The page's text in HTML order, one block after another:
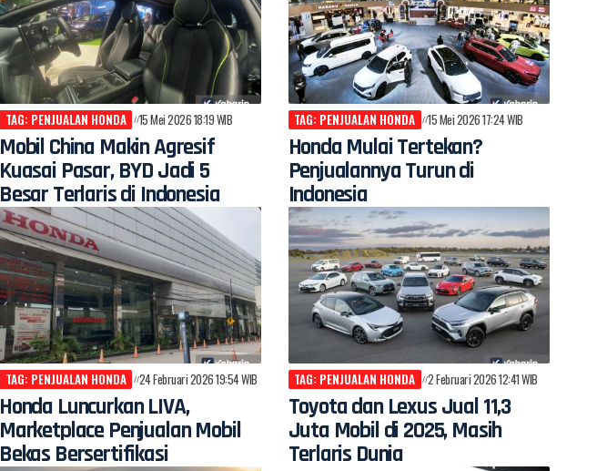
TAG: PENJUALAN HONDA 15 Mei 2026 18:19 WIB
Mobil China Makin Agresif
Kuasai Pasar, BYD Jadi 5
Besar Terlaris di Indonesia
TAG: PENJUALAN HONDA 15 Mei 2026 17:24 WIB
Honda Mulai Tertekan?
Penjualannya Turun di
Indonesia
TAG: PENJUALAN HONDA 24 Februari 2026 19:54 WIB
Honda Luncurkan LIVA,
Marketplace Penjualan Mobil
Bekas Bersertifikasi
TAG: PENJUALAN HONDA 2 Februari 2026 12:41 WIB
Toyota dan Lexus Jual 11,3
Juta Mobil di 2025, Masih
Terlaris Dunia